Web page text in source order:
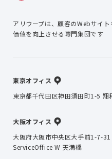
アリウープは、顧客のWebサイト
価値を向上させる専門集団です
東京オフィス
東京都千代田区神田須田町1-5 翔
大阪オフィス
大阪府大阪市中央区大手前1-7-31
ServiceOffice W 天満橋